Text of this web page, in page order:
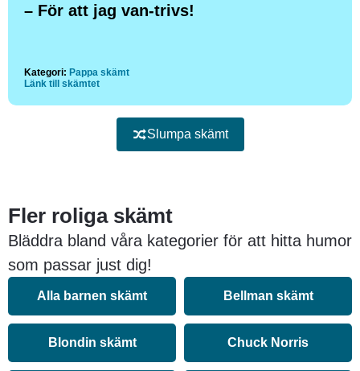
– För att jag van-trivs!
Kategori: Pappa skämt
Länk till skämtet
Slumpa skämt
Fler roliga skämt
Bläddra bland våra kategorier för att hitta humor
som passar just dig!
Alla barnen skämt Bellman skämt
Blondin skämt Chuck Norris